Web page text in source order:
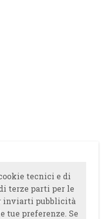
tecnici e di
terze parti per le
inviarti pubblicità
tue preferenze. Se